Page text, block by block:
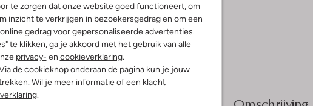
te zorgen dat onze website goed functioneert, om
inzicht te verkrijgen in bezoekersgedrag en om een
gedrag voor gepersonaliseerde advertenties.
te klikken, ga je akkoord met het gebruik van alle
privacy- en cookieverklaring.
de cookieknop onderaan de pagina kun je jouw
Wil je meer informatie of een klacht
.